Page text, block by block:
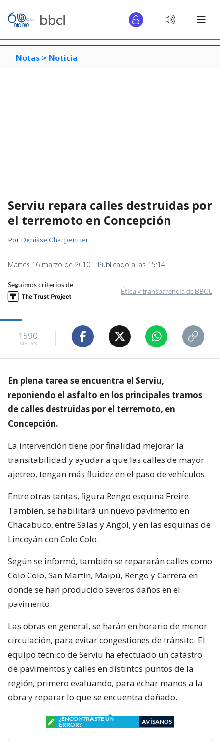
Notas > Noticia
Serviu repara calles destruidas por
el terremoto en Concepción
PorDenisse Charpentier
Martes 16 marzo de 2010 | Publicado a las 15:14
Seguimos criterios de
Ética y transparencia de BBCL
1590
visitas
En plena tarea se encuentra el Serviu,
reponiendo el asfalto en los principales tramos
de calles destruidas por el terremoto, en
Concepción.
La intervención tiene por finalidad mejorar la
transitabilidad y ayudar a que las calles de mayor
ajetreo, tengan más fluidez en el paso de vehículos.
Entre otras tantas, figura Rengo esquina Freire.
También, se habilitará un nuevo pavimento en
Chacabuco, entre Salas y Angol, y en las esquinas de
Lincoyán con Colo Colo.
Según se informó, también se repararán calles como
Colo Colo, San Martín, Maipú, Rengo y Carrera en
donde se han producido severos daños en el
pavimento.
Las obras en general, se harán en horario de menor
circulación, para evitar congestiones de tránsito. El
equipo técnico de Serviu ha efectuado un catastro
de pavimentos y calles en distintos puntos de la
región, primero evaluando, para echar manos a la
obra y reparar lo que se encuentra dañado.
¿ENCONTRASTE UN
ERROR?
AVÍSANOS